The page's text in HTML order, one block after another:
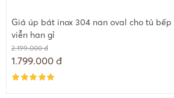
Giá úp bát inox 304 nan oval cho tủ
viễn han gỉ
2.199.000 đ
1.799.000 đ